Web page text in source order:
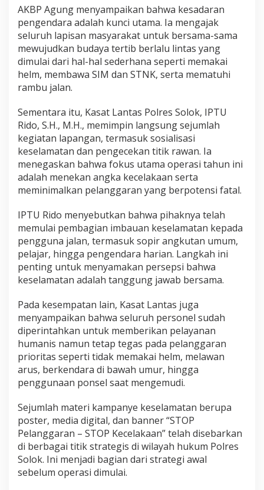
a
k
a
a
n
AKBP Agung menyampaikan bahwa kesadaran
pengendara adalah kunci utama. Ia mengajak
seluruh lapisan masyarakat untuk bersama-sama
mewujudkan budaya tertib berlalu lintas yang
dimulai dari hal-hal sederhana seperti memakai
helm, membawa SIM dan STNK, serta mematuhi
rambu jalan.
Sementara itu, Kasat Lantas Polres Solok, IPTU
Rido, S.H., M.H., memimpin langsung sejumlah
kegiatan lapangan, termasuk sosialisasi
keselamatan dan pengecekan titik rawan. Ia
menegaskan bahwa fokus utama operasi tahun ini
adalah menekan angka kecelakaan serta
meminimalkan pelanggaran yang berpotensi fatal.
IPTU Rido menyebutkan bahwa pihaknya telah
memulai pembagian imbauan keselamatan kepada
pengguna jalan, termasuk sopir angkutan umum,
pelajar, hingga pengendara harian. Langkah ini
penting untuk menyamakan persepsi bahwa
keselamatan adalah tanggung jawab bersama.
Pada kesempatan lain, Kasat Lantas juga
menyampaikan bahwa seluruh personel sudah
diperintahkan untuk memberikan pelayanan
humanis namun tetap tegas pada pelanggaran
prioritas seperti tidak memakai helm, melawan
arus, berkendara di bawah umur, hingga
penggunaan ponsel saat mengemudi.
Sejumlah materi kampanye keselamatan berupa
poster, media digital, dan banner “STOP
Pelanggaran – STOP Kecelakaan” telah disebarkan
di berbagai titik strategis di wilayah hukum Polres
Solok. Ini menjadi bagian dari strategi awal
sebelum operasi dimulai.